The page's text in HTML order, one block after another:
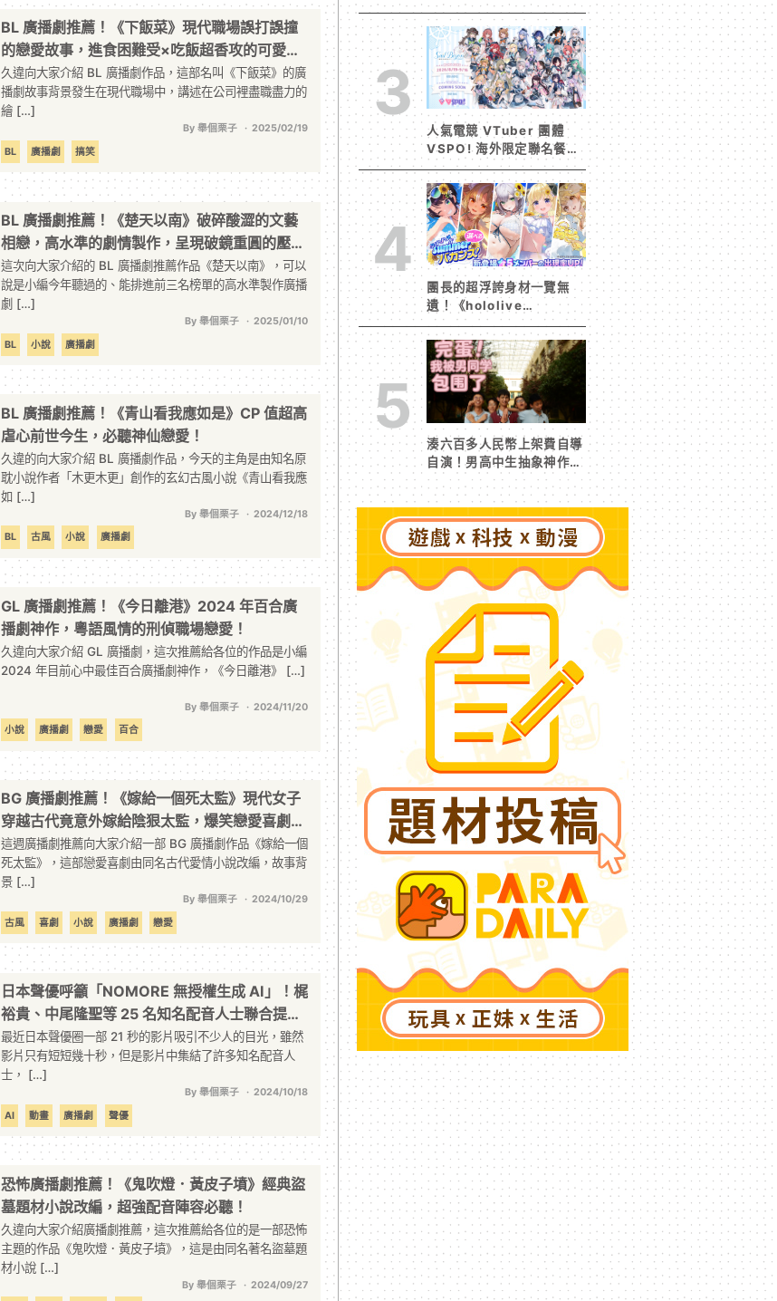
BL 廣播劇推薦！《下飯菜》現代職場誤打誤撞
的戀愛故事，進食困難受×吃飯超香攻的可愛日
常！
久違向大家介紹 BL 廣播劇作品，這部名叫《下飯菜》的廣
播劇故事背景發生在現代職場中，講述在公司裡盡職盡力的
繪 […]
By 舉個栗子
2025/02/19
BL
廣播劇 搞笑
BL 廣播劇推薦！《楚天以南》破碎酸澀的文藝
相戀，高水準的劇情製作，呈現破鏡重圓的壓抑
戀情！
這次向大家介紹的 BL 廣播劇推薦作品《楚天以南》，可以
說是小編今年聽過的、能排進前三名榜單的高水準製作廣播
劇 […]
By 舉個栗子
2025/01/10
BL
小說 廣播劇
BL 廣播劇推薦！《青山看我應如是》CP 值超高
虐心前世今生，必聽神仙戀愛！
久違的向大家介紹 BL 廣播劇作品，今天的主角是由知名原
耽小說作者「木更木更」創作的玄幻古風小說《青山看我應
如 […]
By 舉個栗子
2024/12/18
BL
古風 小說 廣播劇
GL 廣播劇推薦！《今日離港》2024 年百合廣
播劇神作，粵語風情的刑偵職場戀愛！
久違向大家介紹 GL 廣播劇，這次推薦給各位的作品是小編
2024 年目前心中最佳百合廣播劇神作，《今日離港》 […]
By 舉個栗子
2024/11/20
小說
廣播劇 戀愛 百合
BG 廣播劇推薦！《嫁給一個死太監》現代女子
穿越古代竟意外嫁給陰狠太監，爆笑戀愛喜劇必
聽！
這週廣播劇推薦向大家介紹一部 BG 廣播劇作品《嫁給一個
死太監》，這部戀愛喜劇由同名古代愛情小說改編，故事背
景 […]
By 舉個栗子
2024/10/29
古風
喜劇 小說 廣播劇 戀愛
日本聲優呼籲「NOMORE 無授權生成 AI」！梶
裕貴、中尾隆聖等 25 名知名配音人士聯合提出
警示
最近日本聲優圈一部 21 秒的影片吸引不少人的目光，雖然
影片只有短短幾十秒，但是影片中集結了許多知名配音人
士， […]
By 舉個栗子
2024/10/18
AI
動畫 廣播劇 聲優
恐怖廣播劇推薦！《鬼吹燈．黃皮子墳》經典盜
墓題材小說改編，超強配音陣容必聽！
久違向大家介紹廣播劇推薦，這次推薦給各位的是一部恐怖
主題的作品《鬼吹燈．黃皮子墳》，這是由同名著名盜墓題
材小說 […]
By 舉個栗子 2024/09/27
方急發聲明承諾提供大量更
新彌補
3
人氣電競 VTuber 團體
VSPO! 海外限定聯名餐廳
《Sail Beyond！～駛向
更遠的彼方～》今夏登場！
4
團長的超浮誇身材一覽無
遺！《hololive
Dreams》首波夏日活動今
日開跑 白銀諾艾爾等 5
位人氣成員泳裝卡池同步解
鎖
5
湊六百多人民幣上架費自導
自演！男高中生抽象神作
《完蛋！我被男同學包圍
了》突然爆紅